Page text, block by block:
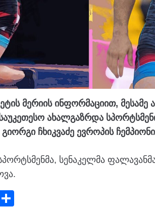
მერიის ინფორმაციით,
საუკეთესო ახალგაზრდა
ჩხიკვაძე ევროპის
სენაკელმა
W